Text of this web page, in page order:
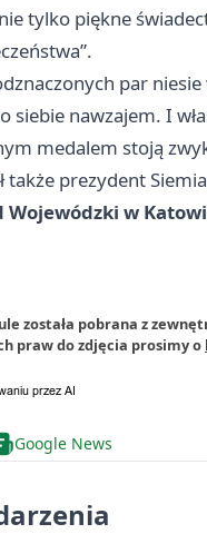
tylko piękne
par
siebie nawzajem. I
medalem stoją
także prezydent
Wojewódzki w
została pobrana z
praw do zdjęcia prosimy o
Google News